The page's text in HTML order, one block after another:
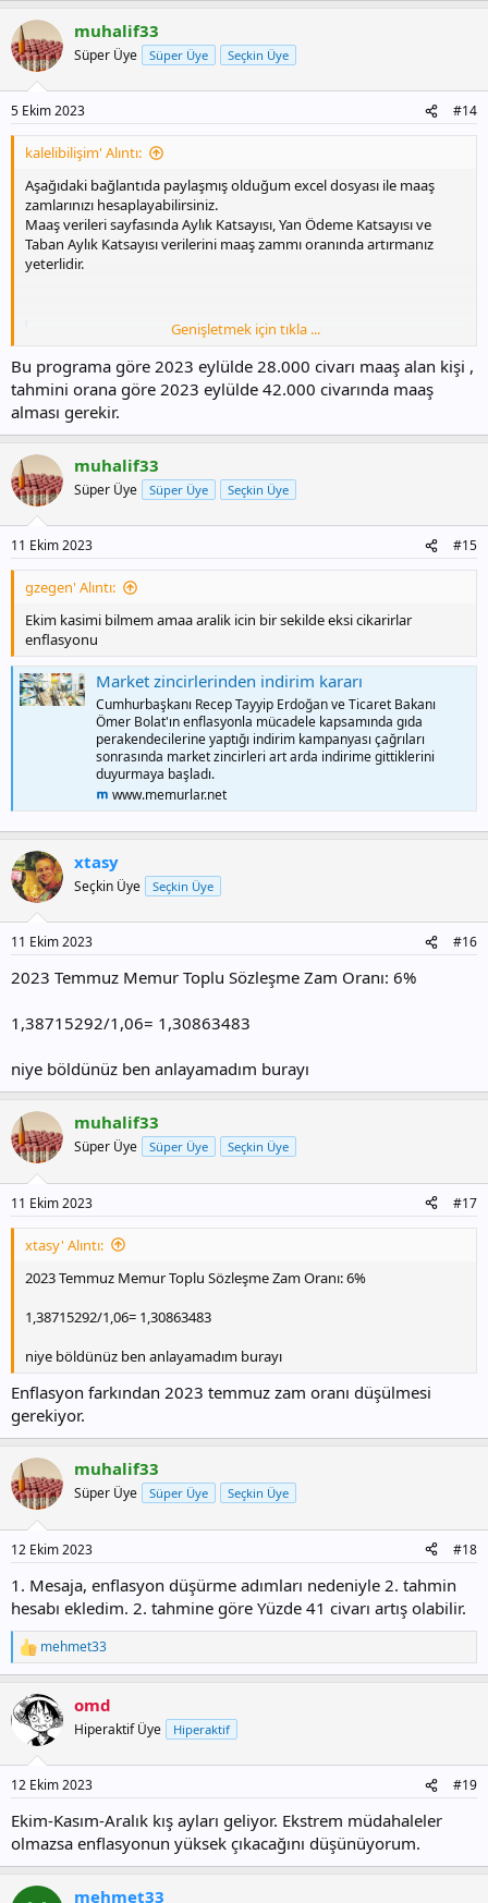
k
i
l
r
:
muhalif33
Süper Üye Süper Üye Seçkin Üye
5 Ekim 2023 #14
kalelibilişim' Alıntı:
Aşağıdaki bağlantıda paylaşmış olduğum excel dosyası ile maaş
zamlarınızı hesaplayabilirsiniz.
Maaş verileri sayfasında Aylık Katsayısı, Yan Ödeme Katsayısı ve
Taban Aylık Katsayısı verilerini maaş zammı oranında artırmanız
yeterlidir.
Memur Toplu Maaş Hesaplama-2025 Excel
Hazırlamış olduğum maaş hesaplama excel tablosunu paylaşıyorum.
Tablo bir maaş robotu gibidir. Ekli birçok ünvan için 2007 yılından
itibaren aşağıdaki hesaplamaları yapabilirsiniz. Tam Maaş, Fark Maaş,
Kıst Maaş, Yarım Zamanlı Maaş, 2/3 Maaş, 1/3 Maaş, Maaş İade - Kişi
Genişletmek için tıkla ...
Bu programa göre 2023 eylülde 28.000 civarı maaş alan kişi ,
tahmini orana göre 2023 eylülde 42.000 civarında maaş
alması gerekir.
muhalif33
Süper Üye Süper Üye Seçkin Üye
11 Ekim 2023 #15
gzegen' Alıntı:
Ekim kasimi bilmem amaa aralik icin bir sekilde eksi cikarirlar
enflasyonu
Market zincirlerinden indirim kararı
Cumhurbaşkanı Recep Tayyip Erdoğan ve Ticaret Bakanı
Ömer Bolat'ın enflasyonla mücadele kapsamında gıda
perakendecilerine yaptığı indirim kampanyası çağrıları
sonrasında market zincirleri art arda indirime gittiklerini
duyurmaya başladı.
www.memurlar.net
xtasy
Seçkin Üye Seçkin Üye
11 Ekim 2023 #16
2023 Temmuz Memur Toplu Sözleşme Zam Oranı: 6%
1,38715292/1,06= 1,30863483
niye böldünüz ben anlayamadım burayı
muhalif33
Süper Üye Süper Üye Seçkin Üye
11 Ekim 2023 #17
xtasy' Alıntı:
2023 Temmuz Memur Toplu Sözleşme Zam Oranı: 6%
1,38715292/1,06= 1,30863483
niye böldünüz ben anlayamadım burayı
Enflasyon farkından 2023 temmuz zam oranı düşülmesi
gerekiyor.
muhalif33
Süper Üye Süper Üye Seçkin Üye
12 Ekim 2023 #18
1. Mesaja, enflasyon düşürme adımları nedeniyle 2. tahmin
hesabı ekledim. 2. tahmine göre Yüzde 41 civarı artış olabilir.
T
e
k
i
:
mehmet33
omd
Hiperaktif Üye Hiperaktif
12 Ekim 2023 #19
Ekim-Kasım-Aralık kış ayları geliyor. Ekstrem müdahaleler
olmazsa enflasyonun yüksek çıkacağını düşünüyorum.
mehmet33